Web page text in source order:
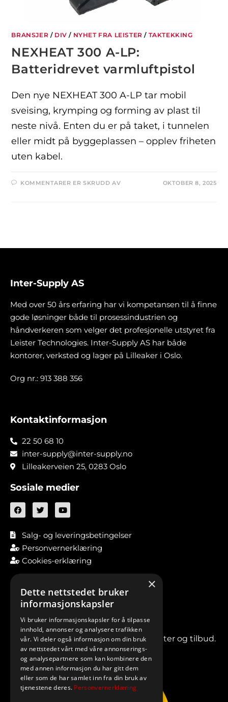
BRANSJER / DIV / NYHET FRA LEISTER / TAKTEKKING
NEXHEAT 300 A-LP:
Batteridrevet varmluftpistol
Den nye NEXHEAT 300 A-LP tar mobil
sveising, krymping og forming av plast til
neste nivå. Enten du er på taket, i tunnelen
eller midt på byggeplassen – opplev friheten
uten kabel.
KOMMENTARER ER SKRUDD AV OKTOBER 8, 2025
Inter-Supply AS
Med over 50 års erfaring har vi kompetansen til å finne
gode løsninger både til prosessindustrien og
håndverkeren som velger det profesjonelle utstyret fra
Leister Technologies. Inter-Supply AS har både
kontorer, verksted og lager på Lilleaker i Oslo.
Org nr.: 913 388 356
Kontaktinformasjon
22 50 68 10
inter-supply@inter-supply.no
Lilleakerveien 25, 0283 Oslo
Sosiale medier
Salg- og leveringsbetingelser
Personvernerklæring
Cookies-erklæring
Meld deg på vårt nyhetsbrev for nyheter og tilbud.
×
Dette nettstedet bruker
informasjonskapsler
Vi bruker informasjonskapsler for å tilpasse
innhold, annonser og analysere trafikken
vår. Vi deler også informasjon om din bruk
av nettstedet vårt med våre annonserings-
og analysepartnere som kan kombinere den
med annen informasjon du har gitt dem
eller som de har samlet inn fra din bruk av
tjenestene deres. Personvernerklæring